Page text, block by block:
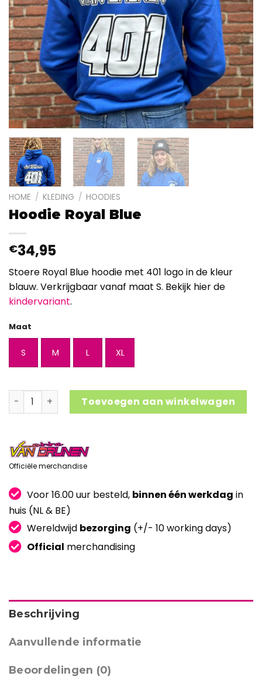
HOME / KLEDING / HOODIES
Hoodie Royal Blue
€34,95
Stoere Royal Blue hoodie met 401 logo in de kleur
blauw. Verkrijgbaar vanaf maat S. Bekijk hier de
kindervariant.
Maat
S M L XL
Hoodie Royal Blue aantalToevoegen aan winkelwagen
Officiële merchandise
Voor 16.00 uur besteld, binnen één werkdag in
huis (NL & BE)
Wereldwijd bezorging (+/- 10 working days)
Official merchandising
Beschrijving
Aanvullende informatie
Beoordelingen (0)